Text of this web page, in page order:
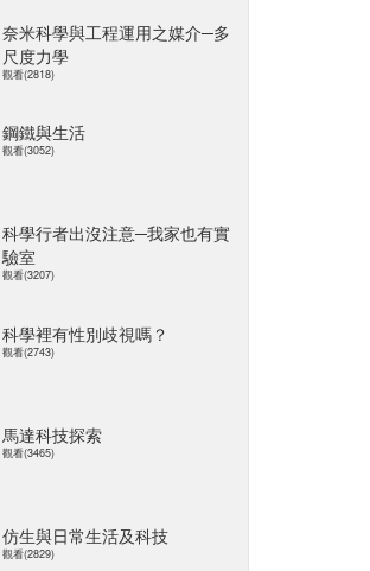
奈米科學與工程運用之媒介─多
尺度力學
觀看(2818)
鋼鐵與生活
觀看(3052)
科學行者出沒注意─我家也有實
驗室
觀看(3207)
科學裡有性別歧視嗎？
觀看(2743)
馬達科技探索
觀看(3465)
仿生與日常生活及科技
觀看(2829)